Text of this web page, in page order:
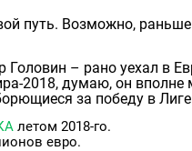
путь. Возможно,
– рано уехал в
2018, думаю, он вполне
за победу в
летом 2018-го.
евро.